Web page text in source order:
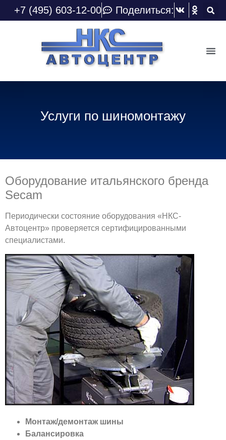
+7 (495) 603-12-00 Поделиться:
Услуги по шиномонтажу
Оборудование итальянского бренда
Secam
Периодически состояние оборудования «НКС-
Автоцентр» проверяется сертифицированными
специалистами.
Монтаж/демонтаж шины
Балансировка